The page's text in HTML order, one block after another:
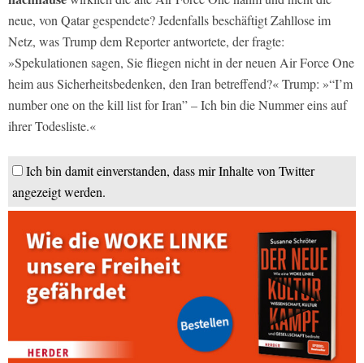
neue, von Qatar gespendete? Jedenfalls beschäftigt Zahllose im
Netz, was Trump dem Reporter antwortete, der fragte:
»Spekulationen sagen, Sie fliegen nicht in der neuen Air Force One
heim aus Sicherheitsbedenken, den Iran betreffend?« Trump: »“I’m
number one on the kill list for Iran” – Ich bin die Nummer eins auf
ihrer Todesliste.«
Ich bin damit einverstanden, dass mir Inhalte von Twitter
angezeigt werden.